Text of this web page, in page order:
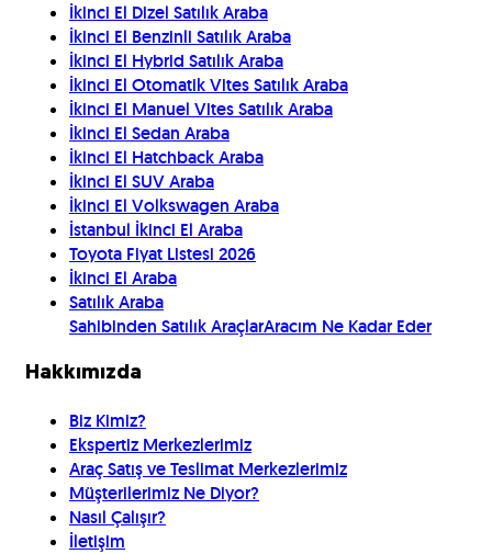
İkinci El Dizel Satılık Araba
İkinci El Benzinli Satılık Araba
İkinci El Hybrid Satılık Araba
İkinci El Otomatik Vites Satılık Araba
İkinci El Manuel Vites Satılık Araba
İkinci El Sedan Araba
İkinci El Hatchback Araba
İkinci El SUV Araba
İkinci El Volkswagen Araba
İstanbul İkinci El Araba
Toyota Fiyat Listesi 2026
İkinci El Araba
Satılık Araba
Sahibinden Satılık AraçlarAracım Ne Kadar Eder
Hakkımızda
Biz Kimiz?
Ekspertiz Merkezlerimiz
Araç Satış ve Teslimat Merkezlerimiz
Müşterilerimiz Ne Diyor?
Nasıl Çalışır?
İletişim